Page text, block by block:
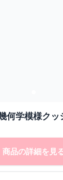
何学模様クッ
商品の詳細を見